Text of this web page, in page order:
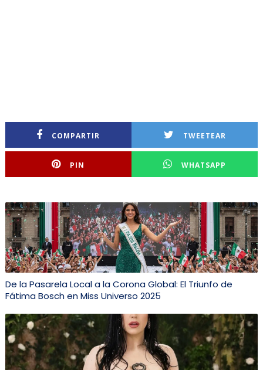
COMPARTIR TWEETEAR
PIN WHATSAPP
De la Pasarela Local a la Corona Global: El Triunfo de
Fátima Bosch en Miss Universo 2025